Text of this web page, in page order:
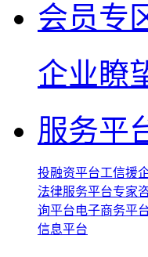
会员专
企业瞭
服务平
投融资平台工信援
法律服务平台专家
询平台电子商务平
信息平台